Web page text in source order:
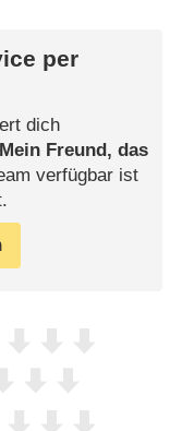
per
dich
Freund, das
verfügbar ist